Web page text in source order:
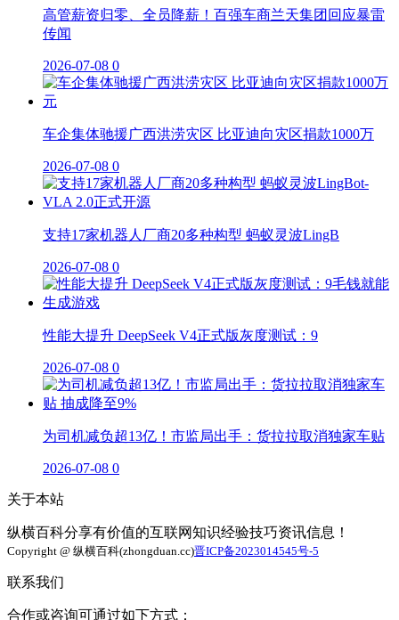
高管薪资归零、全员降薪！百强车商兰天集团回应暴雷
传闻
2026-07-08 0
车企集体驰援广西洪涝灾区 比亚迪向灾区捐款1000万
2026-07-08 0
支持17家机器人厂商20多种构型 蚂蚁灵波LingB
2026-07-08 0
性能大提升 DeepSeek V4正式版灰度测试：9
2026-07-08 0
为司机减负超13亿！市监局出手：货拉拉取消独家车贴
2026-07-08 0
关于本站
纵横百科分享有价值的互联网知识经验技巧资讯信息！
Copyright @ 纵横百科(zhongduan.cc)晋ICP备2023014545号-5
联系我们
合作或咨询可通过如下方式：